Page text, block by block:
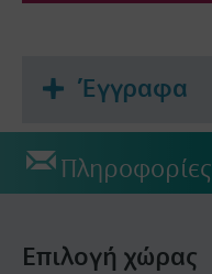
Έγγραφα
Πληροφορίες
Επιλογή χώρας